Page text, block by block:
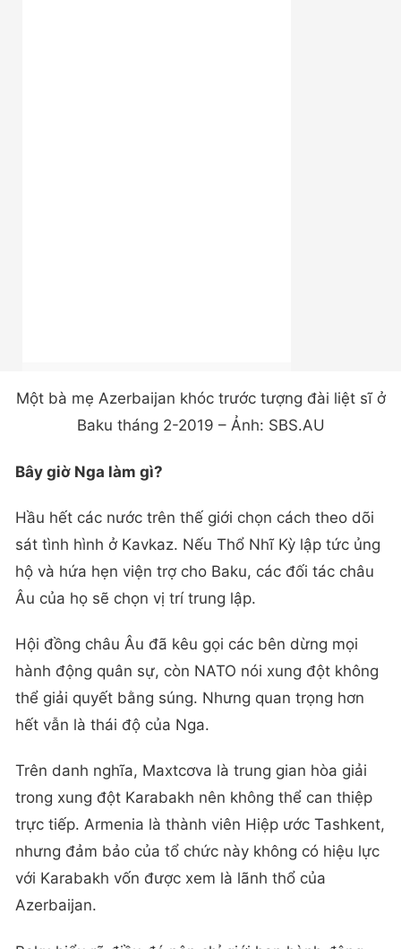
Một bà mẹ Azerbaijan khóc trước tượng đài liệt sĩ ở
Baku tháng 2-2019 – Ảnh: SBS.AU
Bây giờ Nga làm gì?
Hầu hết các nước trên thế giới chọn cách theo dõi
sát tình hình ở Kavkaz. Nếu Thổ Nhĩ Kỳ lập tức ủng
hộ và hứa hẹn viện trợ cho Baku, các đối tác châu
Âu của họ sẽ chọn vị trí trung lập.
Hội đồng châu Âu đã kêu gọi các bên dừng mọi
hành động quân sự, còn NATO nói xung đột không
thể giải quyết bằng súng. Nhưng quan trọng hơn
hết vẫn là thái độ của Nga.
Trên danh nghĩa, Maxtcơva là trung gian hòa giải
trong xung đột Karabakh nên không thể can thiệp
trực tiếp. Armenia là thành viên Hiệp ước Tashkent,
nhưng đảm bảo của tổ chức này không có hiệu lực
với Karabakh vốn được xem là lãnh thổ của
Azerbaijan.